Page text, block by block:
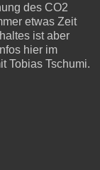
des CO2
etwas Zeit
ist aber
hier im
Tobias Tschumi.